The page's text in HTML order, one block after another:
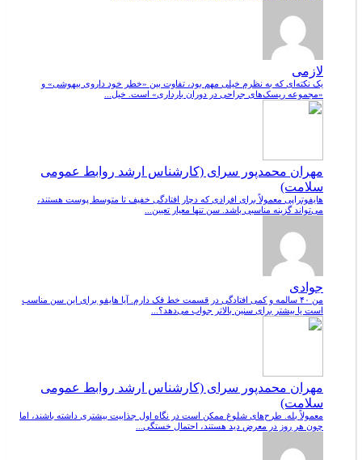
لازمی
یک نکته‌ای که به نظرم خیلی مهم بود، تفاوت بین «خطر خود داروی بیهوشی» و
«مجموعه ریسک‌های جراحی در دوران بارداری» است. خیل...
مهران محمدپور سرای (کارشناس ارشد روابط عمومی
سلامت)
هایفوتراپی معمولاً برای افرادی که دچار افتادگی خفیف تا متوسط پوست هستند،
می‌تواند گزینه مناسبی باشد. سن تنها معیار تعیین...
جوادی
من ۴۰ سالمه و کمی افتادگی در قسمت خط فک دارم. آیا هایفو برای این سن مناسب
است یا بیشتر برای سنین بالاتر جواب می‌دهد؟...
مهران محمدپور سرای (کارشناس ارشد روابط عمومی
سلامت)
معمولاً بله. طرح‌های شلوغ ممکن است در نگاه اول جذابیت بیشتری داشته باشند، اما
چون هر روز در معرض دید هستند، احتمال خستگی...